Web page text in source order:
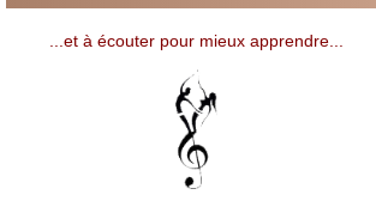
...et à écouter pour mieux apprendre...